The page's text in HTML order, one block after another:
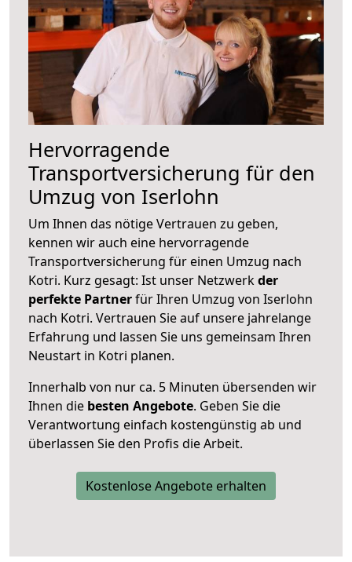
Hervorragende
Transportversicherung für den
Umzug von Iserlohn
Um Ihnen das nötige Vertrauen zu geben,
kennen wir auch eine hervorragende
Transportversicherung für einen Umzug nach
Kotri. Kurz gesagt: Ist unser Netzwerkder
perfekte Partnerfür Ihren Umzug von Iserlohn
nach Kotri. Vertrauen Sie auf unsere jahrelange
Erfahrung und lassen Sie uns gemeinsam Ihren
Neustart in Kotri planen.
Innerhalb von nur ca. 5 Minuten übersenden wir
Ihnen die besten Angebote. Geben Sie die
Verantwortung einfach kostengünstig ab und
überlassen Sie den Profis die Arbeit.
Kostenlose Angebote erhalten